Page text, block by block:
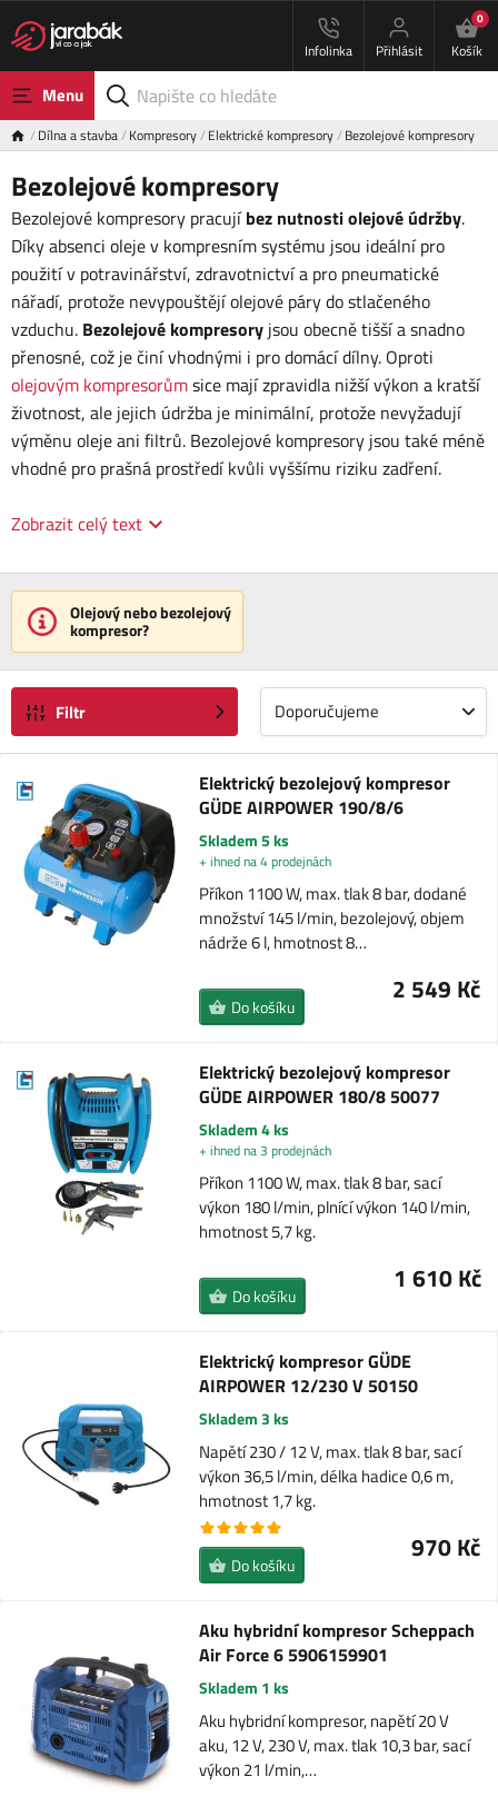
Infolinka Přihlásit
0
Košík
Menu
Dílna a stavba Kompresory Elektrické kompresory Bezolejové kompresory
Bezolejové kompresory
Bezolejové kompresory pracujíbez nutnosti olejové údržby.
Díky absenci oleje v kompresním systému jsou ideální pro
použití v potravinářství, zdravotnictví a pro pneumatické
nářadí, protože nevypouštějí olejové páry do stlačeného
vzduchu. Bezolejové kompresory jsou obecně tišší a snadno
přenosné, což je činí vhodnými i pro domácí dílny. Oproti
olejovým kompresorůmsice mají zpravidla nižší výkon a kratší
životnost, ale jejich údržba je minimální, protože nevyžadují
výměnu oleje ani filtrů. Bezolejové kompresory jsou také méně
vhodné pro prašná prostředí kvůli vyššímu riziku zadření.
Zobrazit celý text
Olejový nebo bezolejový
kompresor?
Filtr Doporučujeme
Elektrický bezolejový kompresor
GÜDE AIRPOWER 190/8/6
Skladem 5 ks
+ ihned na 4 prodejnách
Příkon 1100 W, max. tlak 8 bar, dodané
množství 145 l/min, bezolejový, objem
nádrže 6 l, hmotnost 8…
2 549 Kč
Do košíku
Elektrický bezolejový kompresor
GÜDE AIRPOWER 180/8 50077
Skladem 4 ks
+ ihned na 3 prodejnách
Příkon 1100 W, max. tlak 8 bar, sací
výkon 180 l/min, plnící výkon 140 l/min,
hmotnost 5,7 kg.
1 610 Kč
Do košíku
Elektrický kompresor GÜDE
AIRPOWER 12/230 V 50150
Skladem 3 ks
Napětí 230 / 12 V, max. tlak 8 bar, sací
výkon 36,5 l/min, délka hadice 0,6 m,
hmotnost 1,7 kg.
970 Kč
Do košíku
Aku hybridní kompresor Scheppach
Air Force 6 5906159901
Skladem 1 ks
Aku hybridní kompresor, napětí 20 V
aku, 12 V, 230 V, max. tlak 10,3 bar, sací
výkon 21 l/min,…